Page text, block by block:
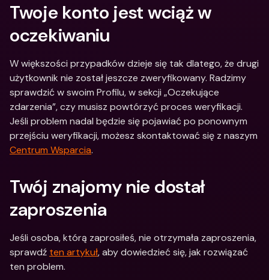
Twoje konto jest wciąż w
oczekiwaniu
W większości przypadków dzieje się tak dlatego, że drugi
użytkownik nie został jeszcze zweryfikowany. Radzimy
sprawdzić w swoim Profilu, w sekcji „Oczekujące
zdarzenia”, czy musisz powtórzyć proces weryfikacji.
Jeśli problem nadal będzie się pojawiać po ponownym
Centrum Wsparcia.
Twój znajomy nie dostał
zaproszenia
Jeśli osoba, którą zaprosiłeś, nie otrzymała zaproszenia,
sprawdź ten artykuł, aby dowiedzieć się, jak rozwiązać
ten problem.